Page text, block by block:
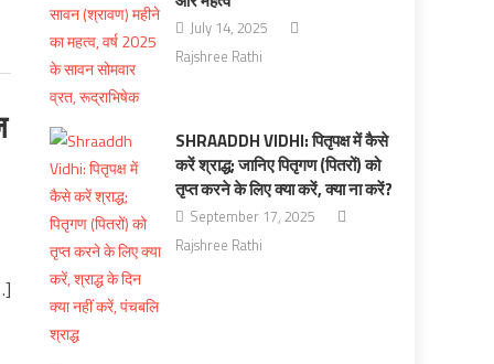
July 14, 2025
Rajshree Rathi
SHRAADDH VIDHI: पितृपक्ष में कैसे
करें श्राद्ध; जानिए पितृगण (पितरों) को
तृप्त करने के लिए क्या करें, क्या ना करें?
September 17, 2025
Rajshree Rathi